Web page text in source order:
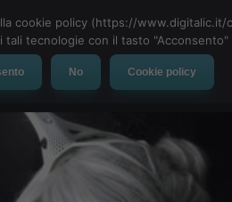
App Automotive Tech-
cookie policy (https://
tali tecnologie con il tasto
No Cookie policy